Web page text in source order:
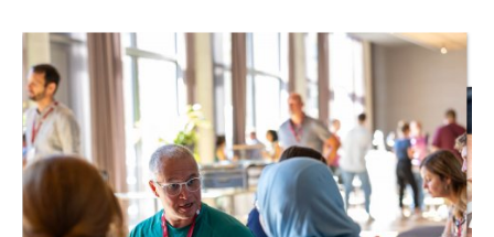
Inhaltskarussell
überspringen